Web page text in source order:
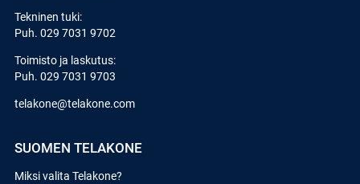
Tekninen tuki:
Puh. 029 7031 9702
Toimisto ja laskutus:
Puh. 029 7031 9703
telakone@telakone.com
SUOMEN TELAKONE
Miksi valita Telakone?